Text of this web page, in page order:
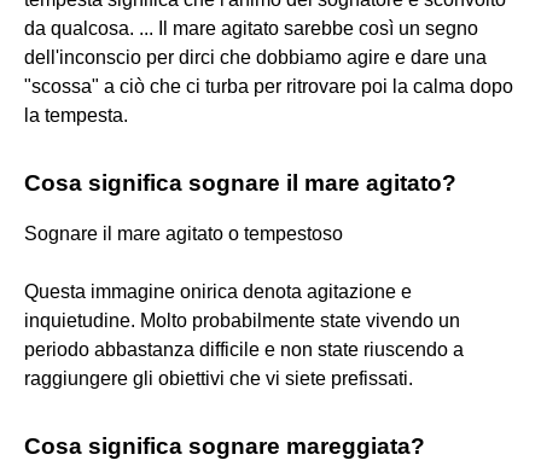
da qualcosa. ... Il mare agitato sarebbe così un segno
dell'inconscio per dirci che dobbiamo agire e dare una
"scossa" a ciò che ci turba per ritrovare poi la calma dopo
la tempesta.
Cosa significa sognare il mare agitato?
Sognare il mare agitato o tempestoso
Questa immagine onirica denota agitazione e
inquietudine. Molto probabilmente state vivendo un
periodo abbastanza difficile e non state riuscendo a
raggiungere gli obiettivi che vi siete prefissati.
Cosa significa sognare mareggiata?